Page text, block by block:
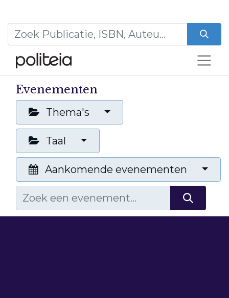
Evenementen
Thema's
Taal
Aankomende evenementen